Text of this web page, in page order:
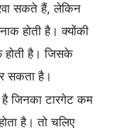
सकते हैं, लेकिन
होती है। क्योंकी
है। जिसके
सकता है।
जिनका टारगेट कम
है। तो चलिए